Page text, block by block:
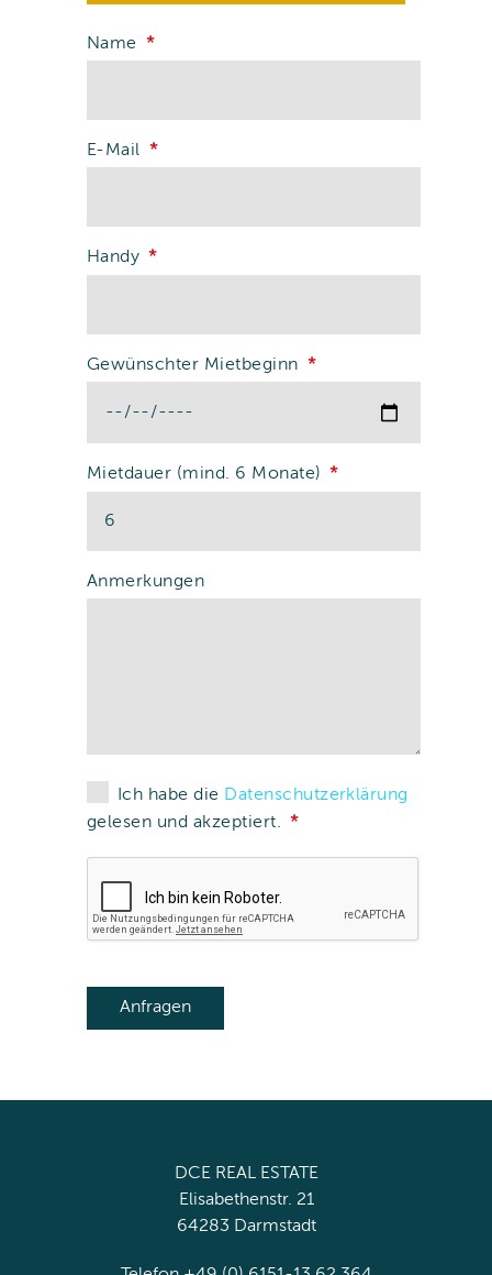
Name
E-Mail
Handy
Gewünschter Mietbeginn
Mietdauer (mind. 6 Monate)
Anmerkungen
Ich habe die Datenschutzerklärung
gelesen und akzeptiert.
DCE REAL ESTATE
Elisabethenstr. 21
64283 Darmstadt